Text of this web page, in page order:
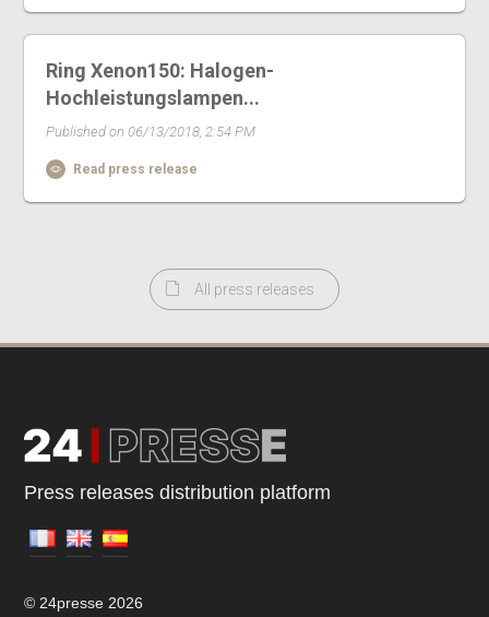
Ring Xenon150: Halogen-
Hochleistungslampen...
Published on 06/13/2018, 2:54 PM
Read press release
All press releases
Press releases distribution platform
© 24presse 2026